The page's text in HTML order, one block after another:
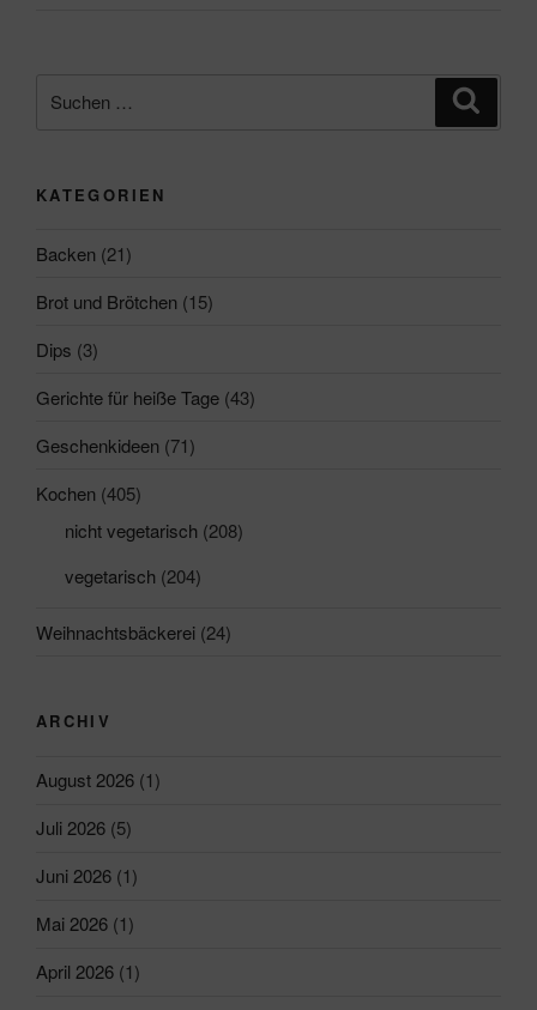
nach:
KATEGORIEN
Backen (21)
Brot und Brötchen (15)
Dips (3)
Gerichte für heiße Tage (43)
Geschenkideen (71)
Kochen (405)
nicht vegetarisch (208)
vegetarisch (204)
Weihnachtsbäckerei (24)
ARCHIV
August 2026 (1)
Juli 2026 (5)
Juni 2026 (1)
Mai 2026 (1)
April 2026 (1)